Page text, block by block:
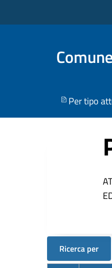
Per tipo
Ricerca per